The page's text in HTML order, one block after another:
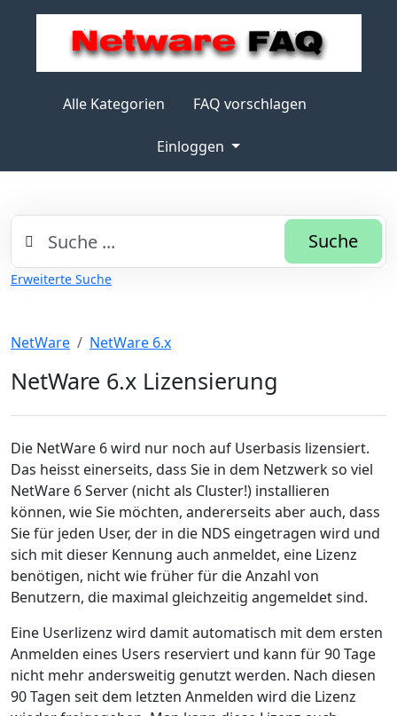
Alle Kategorien FAQ vorschlagen
Einloggen
Suche
Erweiterte Suche
NetWare NetWare 6.x
NetWare 6.x Lizensierung
Die NetWare 6 wird nur noch auf Userbasis lizensiert.
Das heisst einerseits, dass Sie in dem Netzwerk so viel
NetWare 6 Server (nicht als Cluster!) installieren
können, wie Sie möchten, andererseits aber auch, dass
Sie für jeden User, der in die NDS eingetragen wird und
sich mit dieser Kennung auch anmeldet, eine Lizenz
benötigen, nicht wie früher für die Anzahl von
Benutzern, die maximal gleichzeitig angemeldet sind.
Eine Userlizenz wird damit automatisch mit dem ersten
Anmelden eines Users reserviert und kann für 90 Tage
nicht mehr andersweitig genutzt werden. Nach diesen
90 Tagen seit dem letzten Anmelden wird die Lizenz